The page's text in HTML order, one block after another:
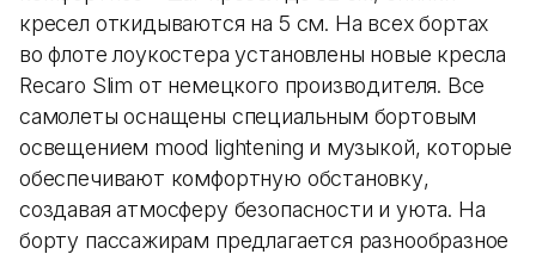
кресел откидываются на 5 см. На всех бортах
во флоте лоукостера установлены новые кресла
Recaro Slim от немецкого производителя. Все
самолеты оснащены специальным бортовым
освещением mood lightening и музыкой, которые
обеспечивают комфортную обстановку,
создавая атмосферу безопасности и уюта. На
борту пассажирам предлагается разнообразное